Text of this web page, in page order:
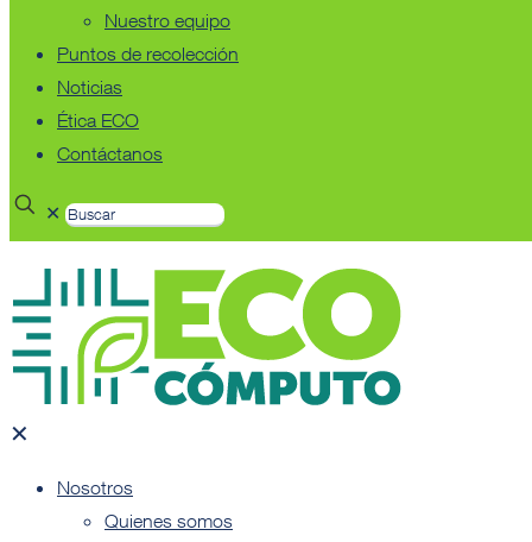
Nuestro equipo
Puntos de recolección
Noticias
Ética ECO
Contáctanos
✕
✕
Nosotros
Quienes somos